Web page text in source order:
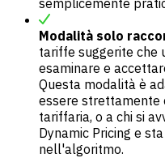
Modalità solo
tariffe suggerite che
esaminare e
Questa modalità è
essere strettamente
tariffaria, o a chi si
Dynamic Pricing e
nell'algoritmo.